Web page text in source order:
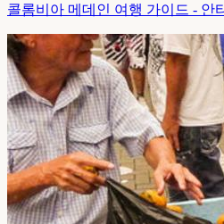
콜롬비아 메데인 여행 가이드 - 안